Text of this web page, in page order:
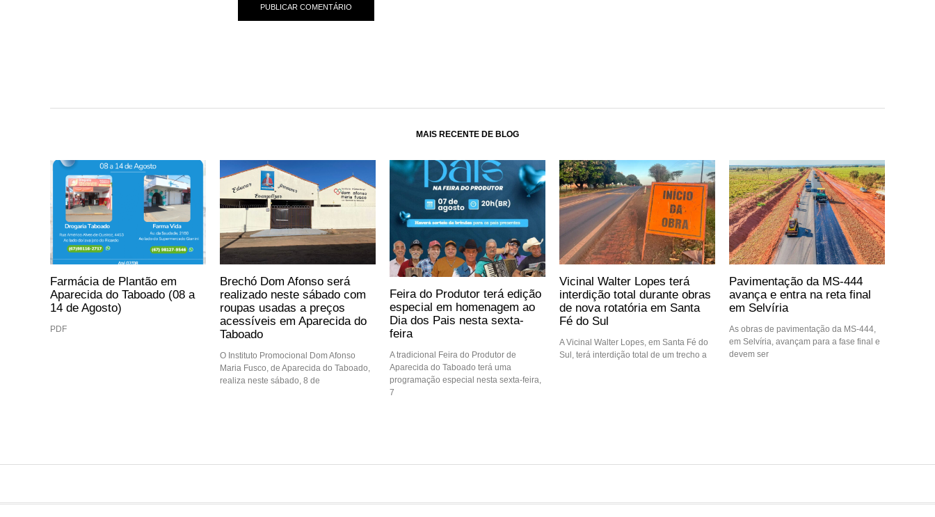
MAIS RECENTE DE BLOG
Farmácia de Plantão em
Aparecida do Taboado (08 a
14 de Agosto)
PDF
Brechó Dom Afonso será
realizado neste sábado com
roupas usadas a preços
acessíveis em Aparecida do
Taboado
O Instituto Promocional Dom Afonso
Maria Fusco, de Aparecida do Taboado,
realiza neste sábado, 8 de
Feira do Produtor terá edição
especial em homenagem ao
Dia dos Pais nesta sexta-
feira
A tradicional Feira do Produtor de
Aparecida do Taboado terá uma
programação especial nesta sexta-feira,
7
Vicinal Walter Lopes terá
interdição total durante obras
de nova rotatória em Santa
Fé do Sul
A Vicinal Walter Lopes, em Santa Fé do
Sul, terá interdição total de um trecho a
Pavimentação da MS-444
avança e entra na reta final
em Selvíria
As obras de pavimentação da MS-444,
em Selvíria, avançam para a fase final e
devem ser